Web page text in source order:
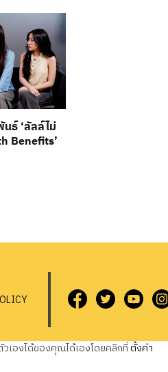
ธ์ ‘ลัลล์ไม่
Benefits’
เองได้ของคุณได้เองโดยคลิกที่ตั้งค่า